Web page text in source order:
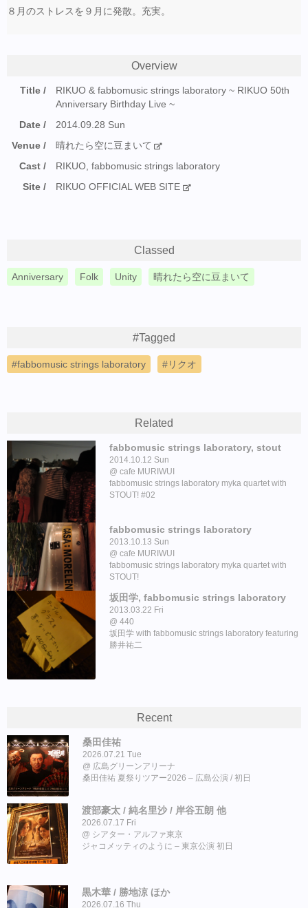
８月のストレスを９月に発散。充実。
Overview
Title
RIKUO & fabbomusic strings laboratory ~ RIKUO 50th
Anniversary Birthday Live ~
Date
2014.09.28 Sun
Venue
晴れたら空に豆まいて
Cast
RIKUO, fabbomusic strings laboratory
Site
RIKUO OFFICIAL WEB SITE
Classed
Anniversary Folk Unity 晴れたら空に豆まいて
#Tagged
fabbomusic strings laboratory リクオ
Related
fabbomusic strings laboratory, stout
2014.10.12 Sun
cafe MURIWUI
fabbomusic strings laboratory myka quartet with
STOUT! #02
fabbomusic strings laboratory
2013.10.13 Sun
cafe MURIWUI
fabbomusic strings laboratory myka quartet with
STOUT!
坂田学, fabbomusic strings laboratory
2013.03.22 Fri
440
坂田学 with fabbomusic strings laboratory featuring
勝井祐二
Recent
桑田佳祐
2026.07.21 Tue
広島グリーンアリーナ
桑田佳祐 夏祭りツアー2026 – 広島公演 / 初日
渡部豪太 / 純名里沙 / 岸谷五朗 他
2026.07.17 Fri
シアター・アルファ東京
ジャコメッティのように – 東京公演 初日
黒木華 / 勝地涼 ほか
2026.07.16 Thu